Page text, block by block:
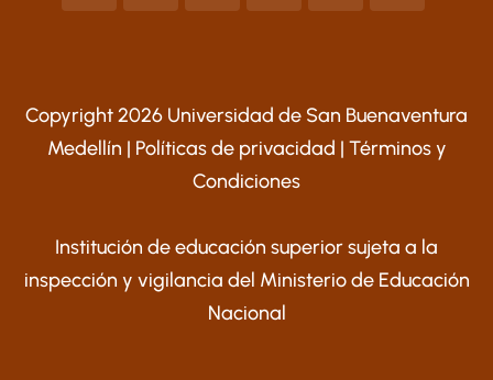
Copyright 2026 Universidad de San Buenaventura
Medellín | Políticas de privacidad | Términos y
Condiciones
Institución de educación superior sujeta a la
inspección y vigilancia del Ministerio de Educación
Nacional